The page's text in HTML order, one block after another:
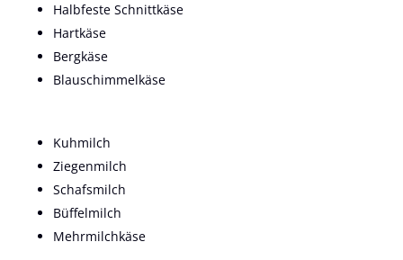
Halbfeste Schnittkäse
Hartkäse
Bergkäse
Blauschimmelkäse
Kuhmilch
Ziegenmilch
Schafsmilch
Büffelmilch
Mehrmilchkäse